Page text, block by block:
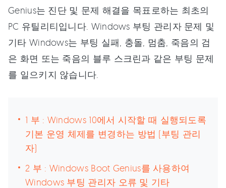
Genius는 진단 및 문제 해결을 목표로하는 최초의
PC 유틸리티입니다. Windows 부팅 관리자 문제 및
기타 Windows는 부팅 실패, 충돌, 멈춤, 죽음의 검
은 화면 또는 죽음의 블루 스크린과 같은 부팅 문제
를 일으키지 않습니다.
1 부 : Windows 10에서 시작할 때 실행되도록
기본 운영 체제를 변경하는 방법 (부팅 관리
자)
2 부 : Windows Boot Genius를 사용하여
Windows 부팅 관리자 오류 및 기타